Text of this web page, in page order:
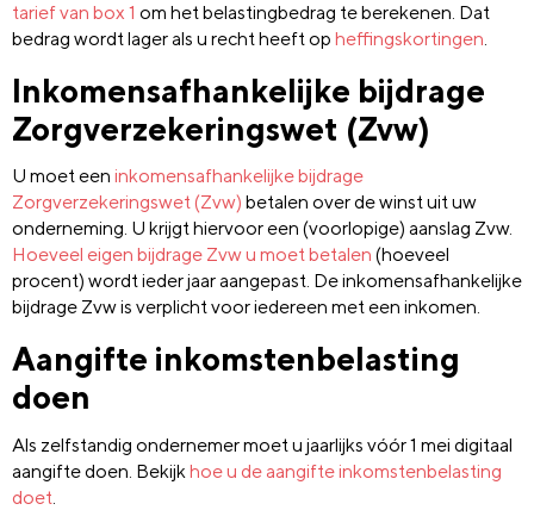
tarief van box 1 om het belastingbedrag te berekenen. Dat
bedrag wordt lager als u recht heeft op heffingskortingen
Inkomensafhankelijke bijdrage
Zorgverzekeringswet (Zvw)
U moet een inkomensafhankelijke bijdrage
Zorgverzekeringswet (Zvw) betalen over de winst uit uw
onderneming. U krijgt hiervoor een (voorlopige) aanslag Zvw.
Hoeveel eigen bijdrage Zvw u moet betalen (hoeveel
procent) wordt ieder jaar aangepast. De inkomensafhankelijke
bijdrage Zvw is verplicht voor iedereen met een inkomen.
Aangifte inkomstenbelasting
doen
Als zelfstandig ondernemer moet u jaarlijks vóór 1 mei digitaal
aangifte doen. Bekijk hoe u de aangifte inkomstenbelasting
doet